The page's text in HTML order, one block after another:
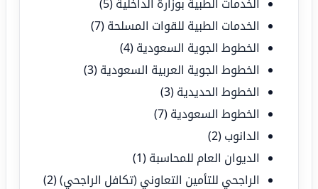
الخدمات الطبية بوزارة الداخلية (5)
الخدمات الطبية للقوات المسلحة (7)
الخطوط الجوية السعودية (4)
الخطوط الجوية العربية السعودية (3)
الخطوط الحديدية (3)
الخطوط السعودية (7)
الدانوب (2)
الديوان العام للمحاسبة (1)
الراجحي للتأمين التعاوني (تكافل الراجحي)(2)